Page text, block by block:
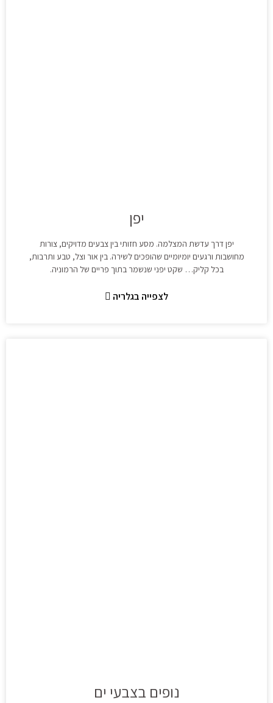
יפן
יפן דרך עדשת המצלמה. מסע חזותי בין צבעים מדויקים, צורות
מחושבות ורגעים יומיומיים שהופכים לשירה. בין אור וצל, טבע ותרבות,
בכל קליק… שקט יפני שנשמר בתוך פריים של הרמוניה.
לצפייה בגלריה
נופים בצבעי ים